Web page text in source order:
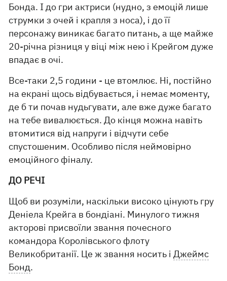
Бонда. І до гри актриси (нудно, з емоцій лише
струмки з очей і крапля з носа), і до її
персонажу виникає багато питань, а ще майже
20-річна різниця у віці між нею і Крейгом дуже
впадає в очі.
Все-таки 2,5 години - це втомлює. Ні, постійно
на екрані щось відбувається, і немає моменту,
де б ти почав нудьгувати, але вже дуже багато
на тебе вивалюється. До кінця можна навіть
втомитися від напруги і відчути себе
спустошеним. Особливо після неймовірно
емоційного фіналу.
ДО РЕЧІ
Щоб ви розуміли, наскільки високо цінують гру
Деніела Крейга в бондіані. Минулого тижня
акторові присвоїли звання почесного
командора Королівського флоту
Великобританії. Це ж звання носить іДжеймс
Бонд.